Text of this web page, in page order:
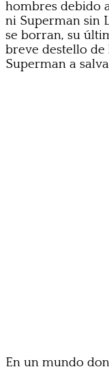
hombres debido
ni Superman sin
se borran, su
breve destello de
Superman a
En un mundo